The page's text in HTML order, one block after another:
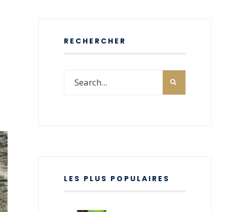
RECHERCHER
LES PLUS POPULAIRES